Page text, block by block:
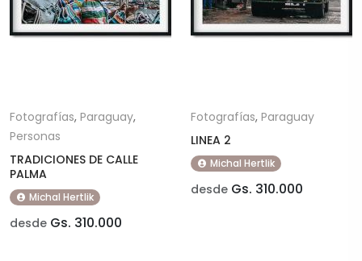
Fotografías, Paraguay,
Personas
TRADICIONES DE CALLE
PALMA
Michal Hertlik
desde Gs. 310.000
Fotografías, Paraguay
LINEA 2
Michal Hertlik
desde Gs. 310.000